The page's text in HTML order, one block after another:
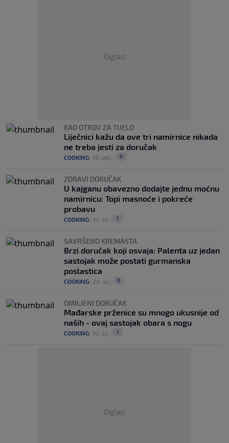
Oglas
KAO OTROV ZA TIJELO
Liječnici kažu da ove tri namirnice nikada
ne treba jesti za doručak
COOKING 18. velj. 0
ZDRAVI DORUČAK
U kajganu obavezno dodajte jednu moćnu
namirnicu: Topi masnoće i pokreće
probavu
COOKING 31. sij. 1
SAVRŠENO KREMASTA
Brzi doručak koji osvaja: Palenta uz jedan
sastojak može postati gurmanska
poslastica
COOKING 24. sij. 0
OMILJENI DORUČAK
Mađarske prženice su mnogo ukusnije od
naših - ovaj sastojak obara s nogu
COOKING 10. sij. 1
Oglas